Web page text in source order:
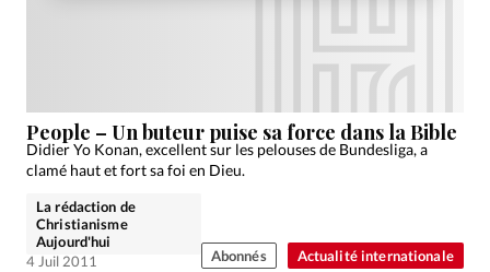
Actualité internationale
People – Un buteur puise sa force dans la Bible
Didier Yo Konan, excellent sur les pelouses de Bundesliga, a
clamé haut et fort sa foi en Dieu.
La rédaction de
Christianisme
Aujourd'hui
4 Juil 2011
Abonnés